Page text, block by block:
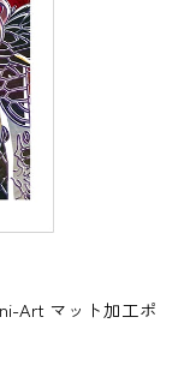
Art マット加工ポ